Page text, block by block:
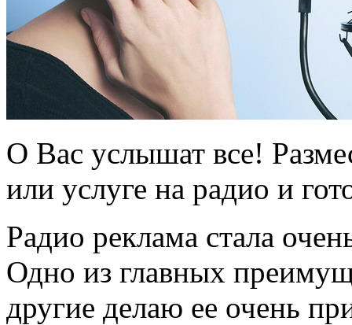
О Вас услышат все!
или услуге на радио и
Радио реклама стала
Одно из главных
другие делаю ее очень